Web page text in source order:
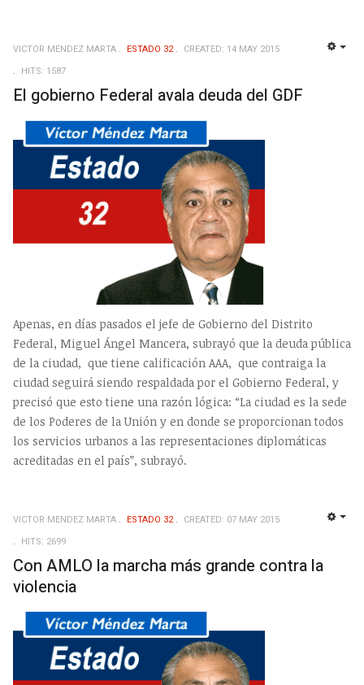
VICTOR MENDEZ MARTA ESTADO 32
CREATED: 14 MAY 2015
HITS: 1587
El gobierno Federal avala deuda del GDF
Apenas, en días pasados el jefe de Gobierno del Distrito
Federal, Miguel Ángel Mancera, subrayó que la deuda pública
de la ciudad, que tiene calificación AAA, que contraiga la
ciudad seguirá siendo respaldada por el Gobierno Federal, y
precisó que esto tiene una razón lógica: “La ciudad es la sede
de los Poderes de la Unión y en donde se proporcionan todos
los servicios urbanos a las representaciones diplomáticas
acreditadas en el país”, subrayó.
VICTOR MENDEZ MARTA ESTADO 32
CREATED: 07 MAY 2015
HITS: 2699
Con AMLO la marcha más grande contra la
violencia